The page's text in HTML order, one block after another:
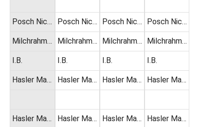
Posch Nic…
Milchrahm…
I.B.
Hasler Ma…
Hasler Ma…
Posch Nic…
Milchrahm…
I.B.
Hasler Ma…
Hasler Ma…
Posch Nic…
Milchrahm…
I.B.
Hasler Ma…
Hasler Ma…
Posch Nic…
Milchrahm…
I.B.
Hasler Ma…
Hasler Ma…